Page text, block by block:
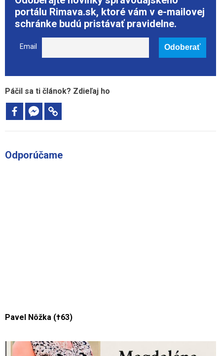
portálu Rimava.sk, ktoré vám v e-mailovej
schránke budú pristávať pravidelne.
Email
Páčil sa ti článok? Zdieľaj ho
Odporúčame
Pavel Nôžka (†63)